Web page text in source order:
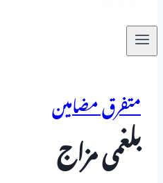
متفرق مضامین
بلغمی مزاج